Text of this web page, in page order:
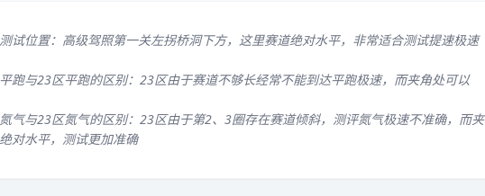
试位置：高级驾照第一关左拐桥洞下方，这里赛道绝对水平，非常适合测试提速极速
跑与23区平跑的区别：23区由于赛道不够长经常不能到达平跑极速，而夹角处可以
气与23区氮气的区别：23区由于第2、3圈存在赛道倾斜，测评氮气极速不准确，而夹
对水平，测试更加准确